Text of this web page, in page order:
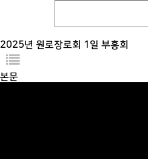
2025년 원로장로회 1일 부흥회
본문